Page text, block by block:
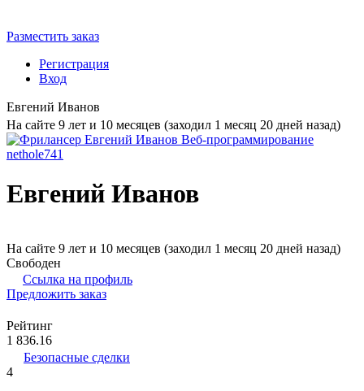
Разместить заказ
Регистрация
Вход
Евгений Иванов
На сайте 9 лет и 10 месяцев (заходил 1 месяц 20 дней назад)
Евгений Иванов
На сайте 9 лет и 10 месяцев (заходил 1 месяц 20 дней назад)
Свободен
Ссылка на профиль
Предложить заказ
Рейтинг
1 836.16
Безопасные сделки
4